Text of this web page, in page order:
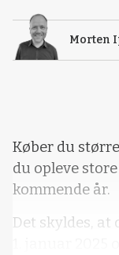
Morten
Køber du
du opleve
kommende år.
Det skyldes,